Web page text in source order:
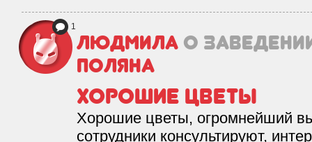
1
Людмила о
поляна
Хорошие цветы
Хорошие цветы, огромнейший
сотрудники консультируют,